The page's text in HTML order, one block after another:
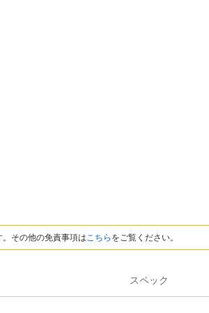
その他の免責事項はこちら をご覧ください。
スペック